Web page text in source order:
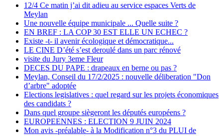
12/4 Ce matin j’ai dit adieu au service espaces Verts de
Meylan
Une nouvelle équipe municipale ... Quelle suite ?
EN BREF : LA COP 30 EST ELLE UN ECHEC ?
Existe -t- il avenir écologique et démocratique...
LE CINE D’été s’est deroulé dans un parc rénové
visite du Jury 3eme Fleur
DECES DU PAPE : drapeaux en berne ou pas ?
Meylan, Conseil du 17/2/2025 : nouvelle déliberation "Don
d’arbre" adoptée
Elections legislatives : quel regard sur les projets économiques
des candidats ?
Dans quel groupe siègeront les députés européens ?
EUROPEENNES : ELECTION 9 JUIN 2024
Mon avis -préalable- à la Modification n°3 du PLUI de